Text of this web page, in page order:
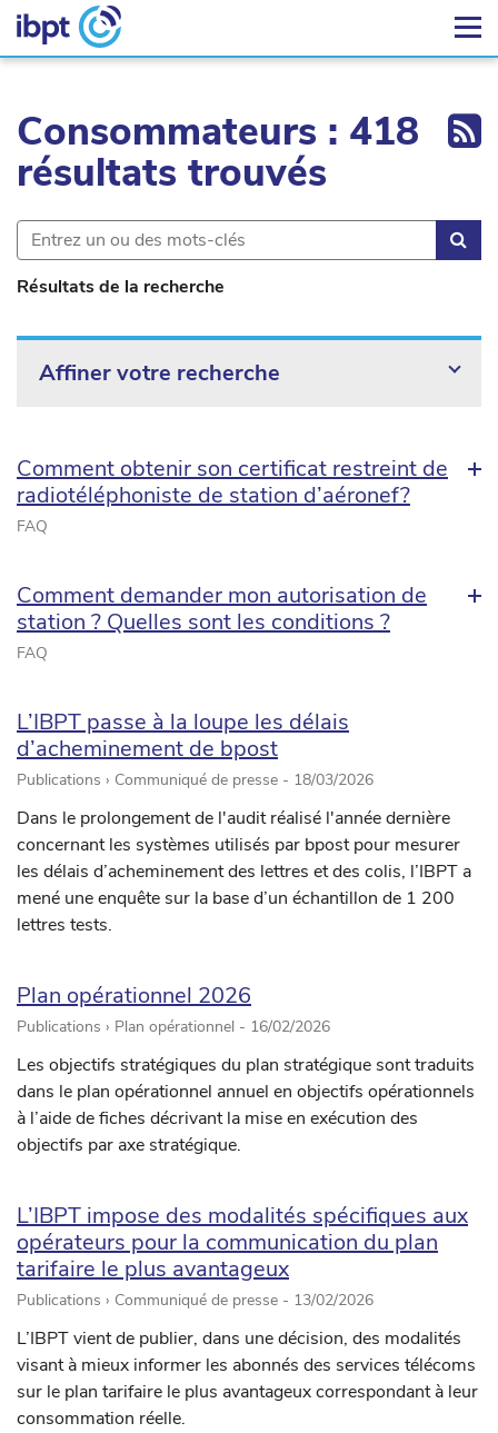
Consommateurs : 418
résultats trouvés
Résultats de la recherche
Affiner votre recherche
Comment obtenir son certificat restreint de
radiotéléphoniste de station d’aéronef?
FAQ
Comment demander mon autorisation de
station ? Quelles sont les conditions ?
FAQ
L’IBPT passe à la loupe les délais
d’acheminement de bpost
Publications › Communiqué de presse - 18/03/2026
Dans le prolongement de l'audit réalisé l'année dernière
concernant les systèmes utilisés par bpost pour mesurer
les délais d’acheminement des lettres et des colis, l’IBPT a
mené une enquête sur la base d’un échantillon de 1 200
lettres tests.
Plan opérationnel 2026
Publications › Plan opérationnel - 16/02/2026
Les objectifs stratégiques du plan stratégique sont traduits
dans le plan opérationnel annuel en objectifs opérationnels
à l’aide de fiches décrivant la mise en exécution des
objectifs par axe stratégique.
L’IBPT impose des modalités spécifiques aux
opérateurs pour la communication du plan
tarifaire le plus avantageux
Publications › Communiqué de presse - 13/02/2026
L’IBPT vient de publier, dans une décision, des modalités
visant à mieux informer les abonnés des services télécoms
sur le plan tarifaire le plus avantageux correspondant à leur
consommation réelle.